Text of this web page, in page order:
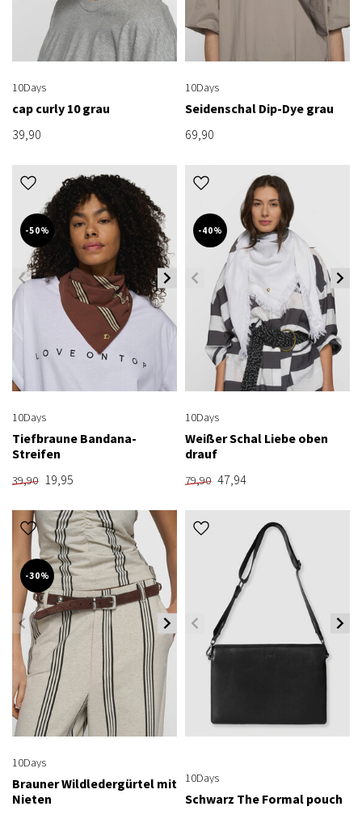
10Days
cap curly 10 grau
39,90
10Days
Seidenschal Dip-Dye grau
69,90
-50%
10Days
Tiefbraune Bandana-
Streifen
39,90 19,95
-40%
10Days
Weißer Schal Liebe oben
drauf
79,90 47,94
-30%
10Days
Brauner Wildledergürtel mit
Nieten
10Days
Schwarz The Formal pouch